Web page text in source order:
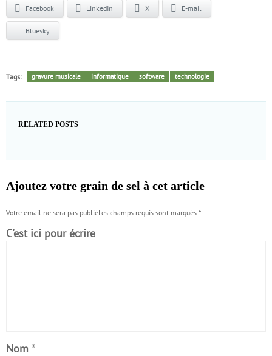
Facebook LinkedIn X E-mail
Bluesky
Tags: gravure musicale informatique software technologie
RELATED POSTS
Ajoutez votre grain de sel à cet article
Votre email ne sera pas publiéLes champs requis sont marqués *
C'est ici pour écrire
Nom *